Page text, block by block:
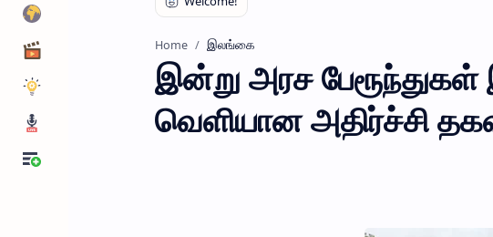
Home இலங்கை
இன்று அரச பேரூந்துகள்
வெளியான அதிர்ச்சி